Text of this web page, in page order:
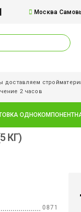
Москва
доставляем
2 часов
КГ)
0871